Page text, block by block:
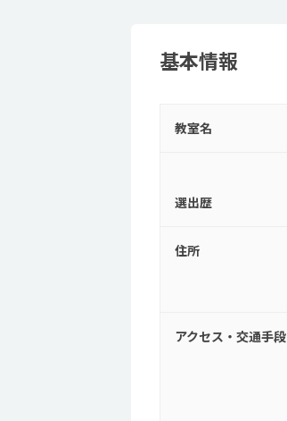
基本情報
教室名
選出歴
住所
アクセス・交通手段